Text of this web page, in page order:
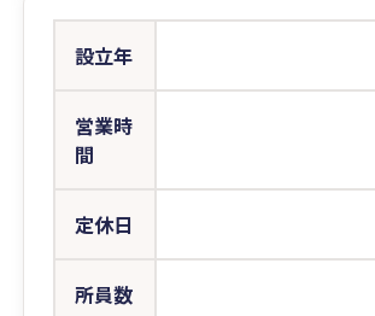
設立年
営業時
間
定休日
所員数